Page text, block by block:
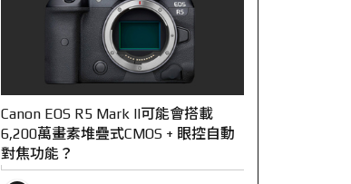
Canon EOS R5 Mark II可能會搭載
6,200萬畫素堆疊式CMOS + 眼控自動
對焦功能？